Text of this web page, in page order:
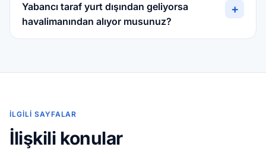
Yabancı taraf yurt dışından geliyorsa
havalimanından alıyor musunuz?
+
İLGILI SAYFALAR
İlişkili konular